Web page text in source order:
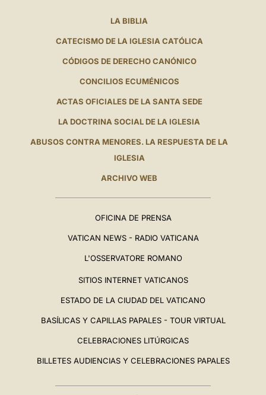
LA BIBLIA
CATECISMO DE LA IGLESIA CATÓLICA
CÓDIGOS DE DERECHO CANÓNICO
CONCILIOS ECUMÉNICOS
ACTAS OFICIALES DE LA SANTA SEDE
LA DOCTRINA SOCIAL DE LA IGLESIA
ABUSOS CONTRA MENORES. LA RESPUESTA DE LA
IGLESIA
ARCHIVO WEB
OFICINA DE PRENSA
VATICAN NEWS - RADIO VATICANA
L'OSSERVATORE ROMANO
SITIOS INTERNET VATICANOS
ESTADO DE LA CIUDAD DEL VATICANO
BASÍLICAS Y CAPILLAS PAPALES - TOUR VIRTUAL
CELEBRACIONES LITÚRGICAS
BILLETES AUDIENCIAS Y CELEBRACIONES PAPALES